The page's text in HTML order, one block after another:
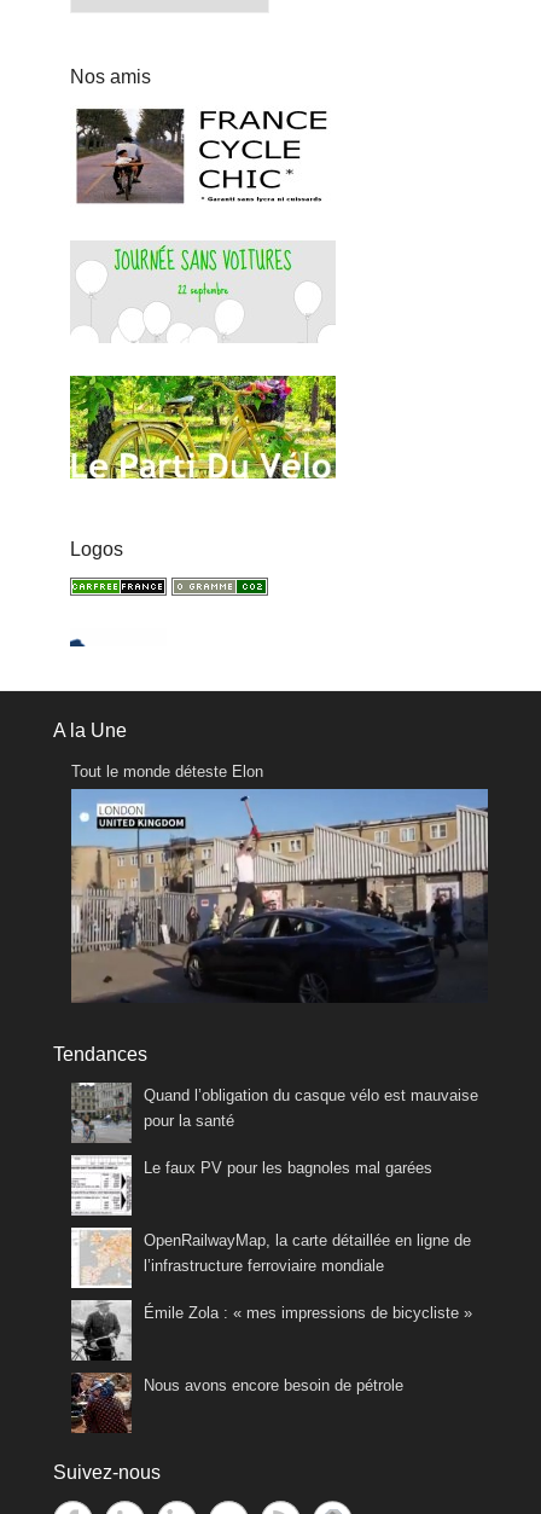
Nos amis
Logos
A la Une
Tout le monde déteste Elon
Tendances
Quand l’obligation du casque vélo est mauvaise
pour la santé
Le faux PV pour les bagnoles mal garées
OpenRailwayMap, la carte détaillée en ligne de
l’infrastructure ferroviaire mondiale
Émile Zola : « mes impressions de bicycliste »
Nous avons encore besoin de pétrole
Suivez-nous